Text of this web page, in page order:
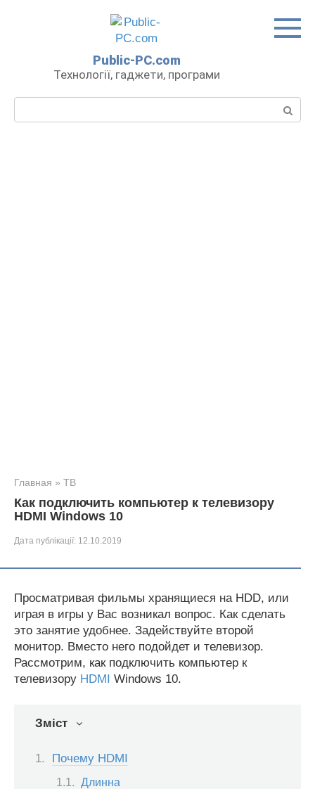
Public-PC.com
Технології, гаджети, програми
Главная » ТВ
Как подключить компьютер к телевизору
HDMI Windows 10
Дата публікації: 12.10.2019
Просматривая фильмы хранящиеся на HDD, или
играя в игры у Вас возникал вопрос. Как сделать
это занятие удобнее. Задействуйте второй
монитор. Вместо него подойдет и телевизор.
Рассмотрим, как подключить компьютер к
телевизору HDMI Windows 10.
Зміст
Почему HDMI
Длинна